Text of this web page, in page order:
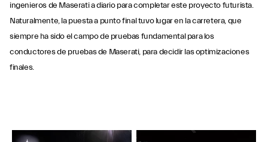
ingenieros de Maserati a diario para completar este proyecto futurista.
Naturalmente, la puesta a punto final tuvo lugar en la carretera, que
siempre ha sido el campo de pruebas fundamental para los
conductores de pruebas de Maserati, para decidir las optimizaciones
finales.